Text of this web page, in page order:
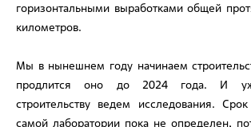
горизонтальными выработками общей
километров.
Мы в нынешнем году начинаем
продлится оно до 2024 года. И
строительству ведем исследования.
самой лаборатории пока не определен,